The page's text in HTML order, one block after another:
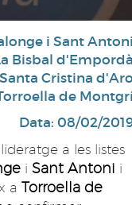
i Sant
Bisbal
Santa Cristina
de
Data: 08/02/
a les listes
i Sant Antoni i
a Torroella de